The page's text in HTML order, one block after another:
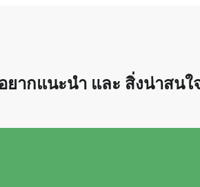
อยากแนะนำ และ สิ่งน่าสน